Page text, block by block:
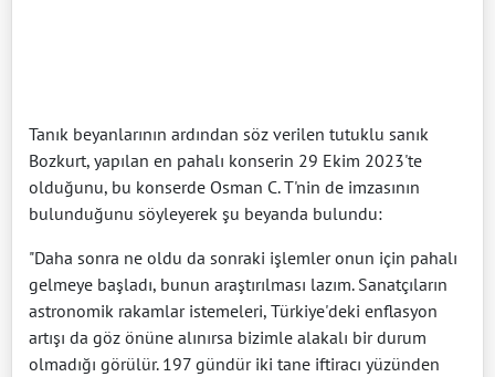
Tanık beyanlarının ardından söz verilen tutuklu sanık
Bozkurt, yapılan en pahalı konserin 29 Ekim 2023'te
olduğunu, bu konserde Osman C. T'nin de imzasının
bulunduğunu söyleyerek şu beyanda bulundu:
"Daha sonra ne oldu da sonraki işlemler onun için pahalı
gelmeye başladı, bunun araştırılması lazım. Sanatçıların
astronomik rakamlar istemeleri, Türkiye'deki enflasyon
artışı da göz önüne alınırsa bizimle alakalı bir durum
olmadığı görülür. 197 gündür iki tane iftiracı yüzünden